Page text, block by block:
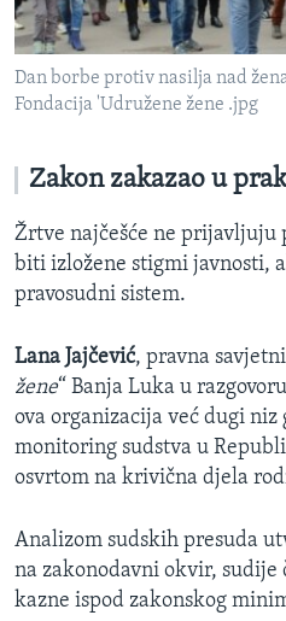
Dan borbe protiv nasilja nad
Fondacija 'Udružene žene .jpg
Zakon zakazao u
Žrtve najčešće ne prijavljuju
biti izložene stigmi javnosti,
pravosudni sistem.
Lana Jajčević, pravna
žene“ Banja Luka u
ova organizacija već dugi niz
monitoring sudstva u
osvrtom na krivična djela
Analizom sudskih presuda
na zakonodavni okvir, sudije
kazne ispod zakonskog